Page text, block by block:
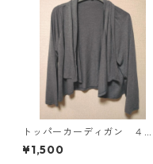
トッパーカーディガン ４
Ｌ グレー KAE-4814
¥1,500